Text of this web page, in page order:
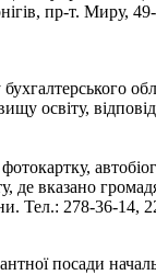
пр-т. Миру,
освіту,
де вказано
Тел.: 278-36-14,
посади